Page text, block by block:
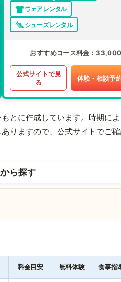
ウェアレンタル
シューズレンタル
おすすめコース料金 33,000
公式サイトで見
る
体験・相談予
とに作成しています。時期に
りますので、公式サイトでご確
ら探す
料金目安 無料体験 食事指